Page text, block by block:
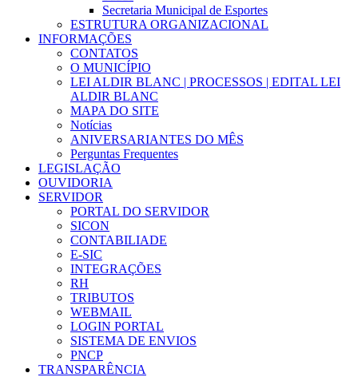
Secretaria Municipal de Esportes
ESTRUTURA ORGANIZACIONAL
INFORMAÇÕES
CONTATOS
O MUNICÍPIO
LEI ALDIR BLANC | PROCESSOS | EDITAL LEI
ALDIR BLANC
MAPA DO SITE
Notícias
ANIVERSARIANTES DO MÊS
Perguntas Frequentes
LEGISLAÇÃO
OUVIDORIA
SERVIDOR
PORTAL DO SERVIDOR
SICON
CONTABILIADE
E-SIC
INTEGRAÇÕES
RH
TRIBUTOS
WEBMAIL
LOGIN PORTAL
SISTEMA DE ENVIOS
PNCP
TRANSPARÊNCIA